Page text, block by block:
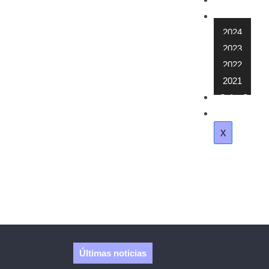
Memoria
2024
2023
2022
2021
Safor Salut
X
Últimas noticias